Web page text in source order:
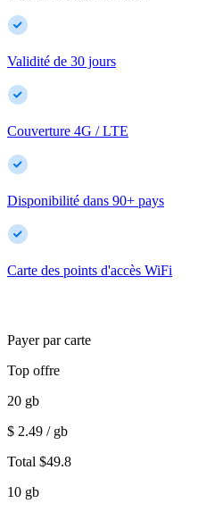
Validité de 30 jours
Couverture 4G / LTE
Disponibilité dans 90+ pays
Carte des points d'accès WiFi
Payer par carte
Top offre
20 gb
$ 2.49 / gb
Total $49.8
10 gb